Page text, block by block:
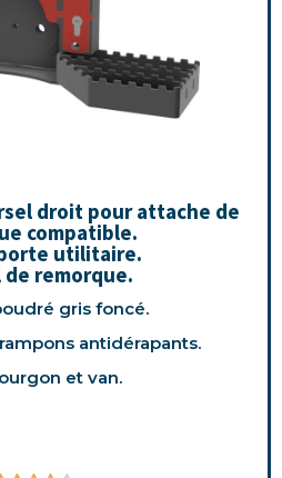
droit pour attache de
compatible.
utilitaire.
remorque.
gris foncé.
antidérapants.
et van.